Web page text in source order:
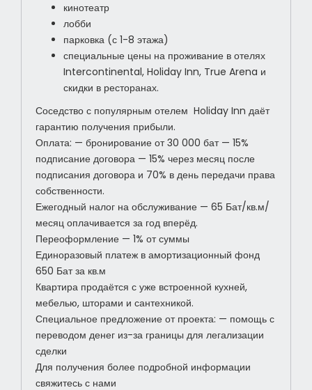
кинотеатр
лобби
парковка (с 1-8 этажа)
специальные цены на проживание в отелях
Intercontinental, Holiday Inn, True Arena и
скидки в ресторанах.
Соседство с популярным отелем Holiday Inn даёт
гарантию получения прибыли.
Оплата: — бронирование от 30 000 бат — 15%
подписание договора — 15% через месяц после
подписания договора и 70% в день передачи права
собственности.
Ежегодный налог на обслуживание — 65 Бат/кв.м/
месяц оплачивается за год вперёд.
Переоформление — 1% от суммы
Единоразовый платеж в амортизационный фонд
650 Бат за кв.м
Квартира продаётся с уже встроенной кухней,
мебелью, шторами и сантехникой.
Специальное предложение от проекта: — помощь с
переводом денег из-за границы для легализации
сделки
Для получения более подробной информации
свяжитесь с нами